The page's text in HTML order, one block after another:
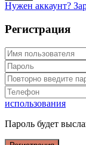
Нужен аккаунт?
Регистрация
использования
Пароль будет